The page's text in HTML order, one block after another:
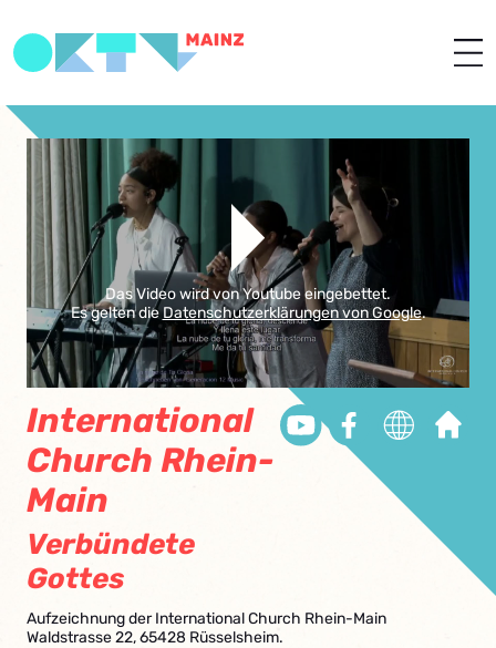
Das Video wird von Youtube eingebettet.
Es gelten dieDatenschutzerklärungen von Google.
International
Church Rhein-
Main
Verbündete
Gottes
Aufzeichnung der International Church Rhein-Main
Waldstrasse 22, 65428 Rüsselsheim.